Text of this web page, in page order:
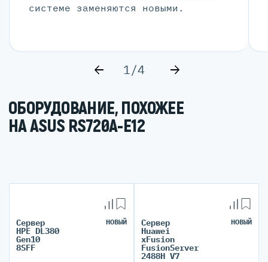
системе заменяются новыми.
1/4
ОБОРУДОВАНИЕ, ПОХОЖЕЕ
НА ASUS RS720A-E12
Сервер
HPE DL380
Gen10
8SFF
НОВЫЙ Сервер
Huawei
xFusion
FusionServer
2488H V7
НОВЫЙ